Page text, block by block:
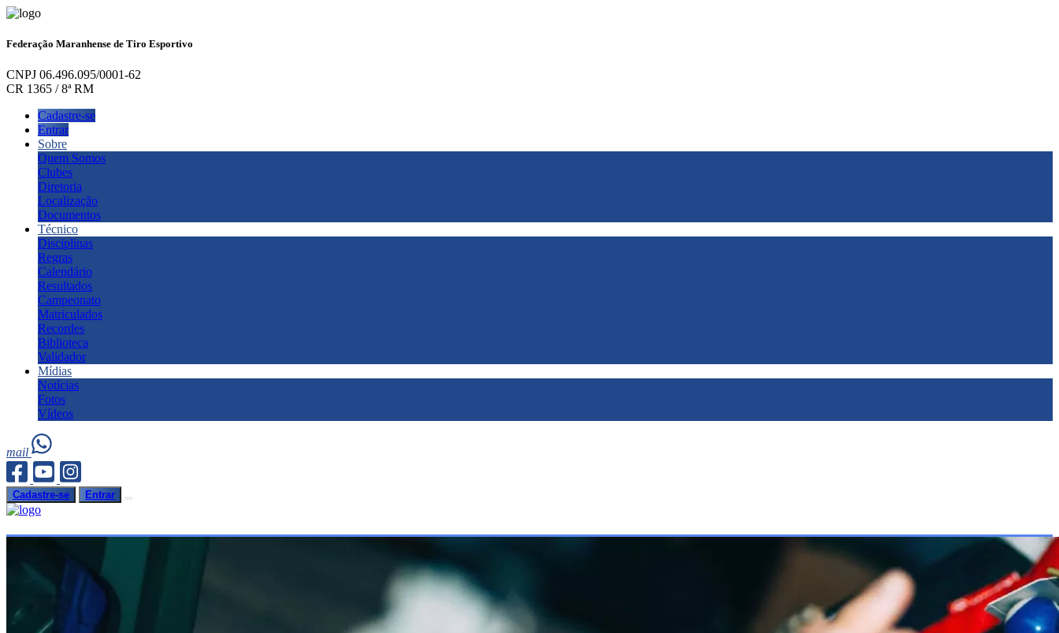
Federação Maranhense de Tiro Esportivo
CNPJ 06.496.095/0001-62
CR 1365 / 8ª RM
Cadastre-se
Entrar
Sobre
Quem Somos
Clubes
Diretoria
Localização
Documentos
Técnico
Disciplinas
Regras
Calendário
Resultados
Campeonato
Matriculados
Recordes
Biblioteca
Validador
Mídias
Notícias
Fotos
Vídeos
mail
Cadastre-se Entrar